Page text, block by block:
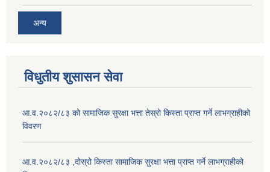
अन्य
विधुतीय शुसासन सेवा
आ.व.२०८२/८३ को सामाजिक सुरक्षा भत्ता तेस्रो किस्ता प्राप्त गर्ने लाभग्राहीको
विवरण
आ.व.२०८२/८३ ,दोस्रो किस्ता सामाजिक सुरक्षा भत्ता प्राप्त गर्ने लाभग्राहीको